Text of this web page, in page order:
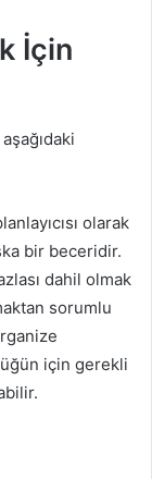
İçin
olarak
bir beceridir.
dahil olmak
sorumlu
için gerekli